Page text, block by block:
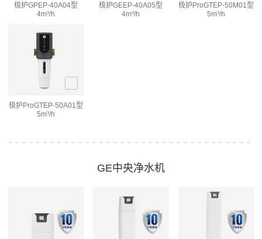
极护GPEP-40A04型
4m³/h
极护GEEP-40A05型
4m³/h
极护ProGTEP-50M01型
5m³/h
极护ProGTEP-50A01型
5m³/h
GE中央净水机